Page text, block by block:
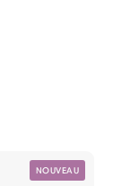
NOUVEAU